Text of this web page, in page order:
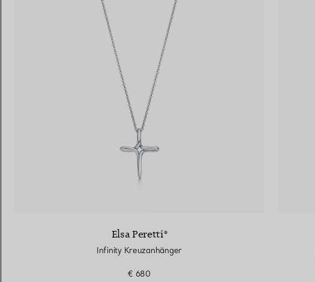
Elsa Peretti®
Infinity Kreuzanhänger
€ 680